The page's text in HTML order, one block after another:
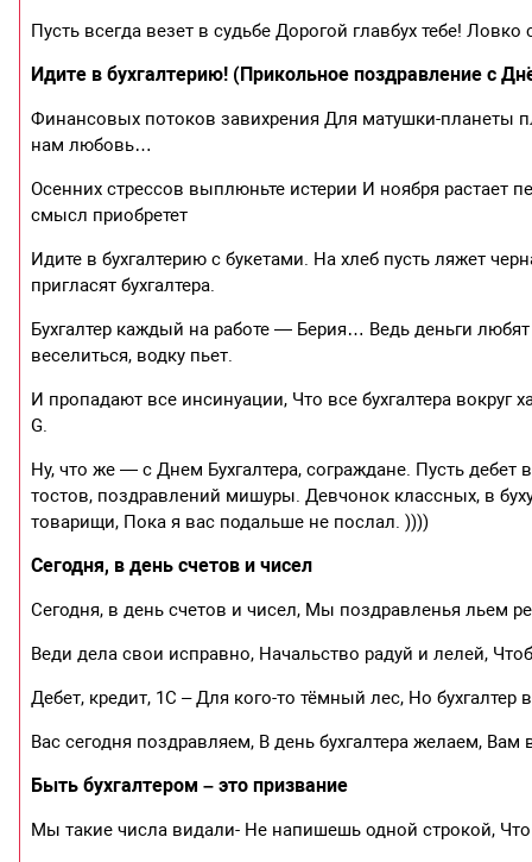
Пусть всегда везет в судьбе Дорогой главбух тебе!
Идите в бухгалтерию! (Прикольное поздравление с
Финансовых потоков завихрения Для матушки-планеты
нам любовь…
Осенних стрессов выплюньте истерии И ноября растает
смысл приобретет
Идите в бухгалтерию с букетами. На хлеб пусть ляжет
пригласят бухгалтера.
Бухгалтер каждый на работе — Берия… Ведь деньги
веселиться, водку пьет.
И пропадают все инсинуации, Что все бухгалтера
G.
Ну, что же — с Днем Бухгалтера, сограждане. Пусть
тостов, поздравлений мишуры. Девчонок классных, в
товарищи, Пока я вас подальше не послал. ))))
Сегодня, в день счетов и чисел
Сегодня, в день счетов и чисел, Мы поздравленья льем
Веди дела свои исправно, Начальство радуй и лелей,
Дебет, кредит, 1С – Для кого-то тёмный лес, Но бухгалтер
Вас сегодня поздравляем, В день бухгалтера желаем,
Быть бухгалтером – это призвание
Мы такие числа видали- Не напишешь одной строкой,